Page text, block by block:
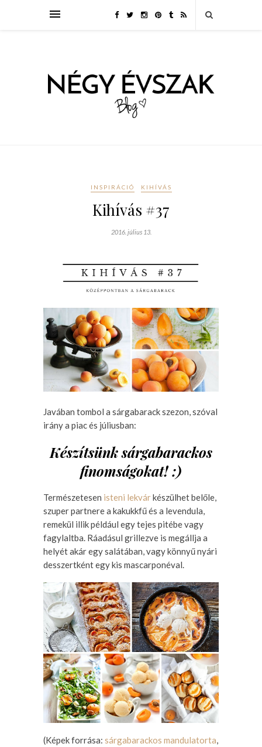
INSPIRÁCIÓ KIHÍVÁS
Kihívás #37
2016. július 13.
Javában tombol a sárgabarack szezon, szóval
irány a piac és júliusban:
Készítsünk sárgabarackos
finomságokat! :)
Természetesen isteni lekvárkészülhet belőle,
szuper partnere a kakukkfű és a levendula,
remekül illik például egy tejes pitébe vagy
fagylaltba. Ráadásul grillezve is megállja a
helyét akár egy salátában, vagy könnyű nyári
desszertként egy kis mascarponéval.
(Képek forrása: sárgabarackos mandulatorta,